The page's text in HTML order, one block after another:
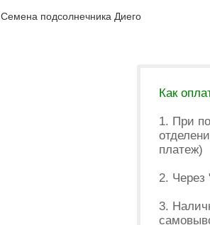
Семена подсолнечника Диего
Как
1. При
платеж)
2. Через
3.